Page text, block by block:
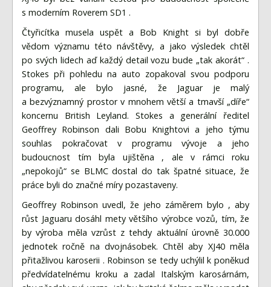
s moderním Roverem SD1 .
Čtyřicítka musela uspět a Bob Knight si byl dobře
vědom významu této návštěvy, a jako výsledek chtěl
po svých lidech aď každý detail vozu bude „tak akorát“ .
Stokes při pohledu na auto zopakoval svou podporu
programu, ale bylo jasné, že Jaguar je malý
a bezvýznamný prostor v mnohem větší a tmavší „díře“
koncernu British Leyland. Stokes a generální ředitel
Geoffrey Robinson dali Bobu Knightovi a jeho týmu
souhlas pokračovat v programu vývoje a jeho
budoucnost tím byla ujištěna , ale v rámci roku
„nepokojů“ se BLMC dostal do tak špatné situace, že
práce byli do značné míry pozastaveny.
Geoffrey Robinson uvedl, že jeho záměrem bylo , aby
růst Jaguaru dosáhl mety většího výrobce vozů, tím, že
by výroba měla vzrůst z tehdy aktuální úrovně 30.000
jednotek ročně na dvojnásobek. Chtěl aby XJ40 měla
přitažlivou karoserii . Robinson se tedy uchýlil k poněkud
předvídatelnému kroku a zadal Italským karosárnám,